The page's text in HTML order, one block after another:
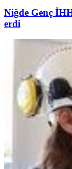
Niğde Genç
erdi